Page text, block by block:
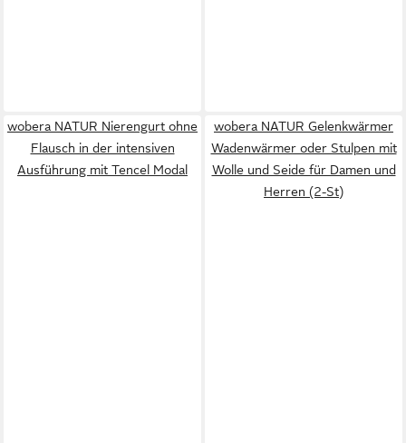
wobera NATUR Nierengurt ohne
Flausch in der intensiven
Ausführung mit Tencel Modal
wobera NATUR Gelenkwärmer
Wadenwärmer oder Stulpen mit
Wolle und Seide für Damen und
Herren (2-St)